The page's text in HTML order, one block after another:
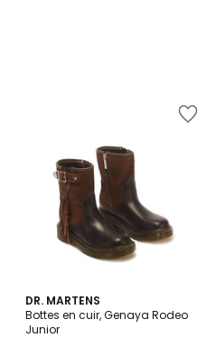
DR. MARTENS
Bottes en cuir, Genaya Rodeo
Junior